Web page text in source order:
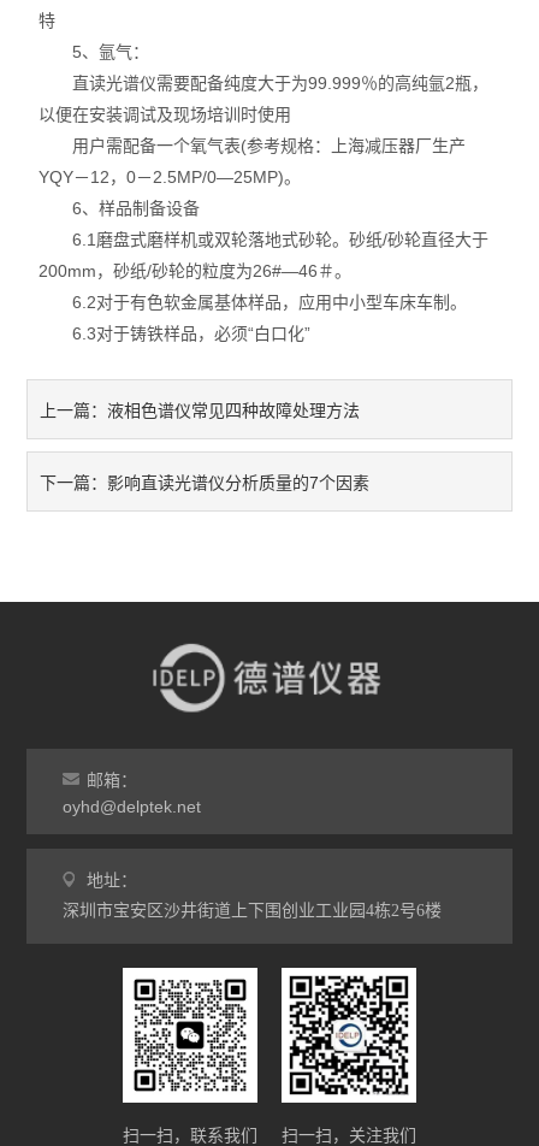
特
5、氩气：
直读光谱仪需要配备纯度大于为99.999％的高纯氩2瓶，
以便在安装调试及现场培训时使用
用户需配备一个氧气表(参考规格：上海减压器厂生产
YQY－12，0－2.5MP/0—25MP)。
6、样品制备设备
6.1磨盘式磨样机或双轮落地式砂轮。砂纸/砂轮直径大于
200mm，砂纸/砂轮的粒度为26#―46＃。
6.2对于有色软金属基体样品，应用中小型车床车制。
6.3对于铸铁样品，必须“白口化”
上一篇：液相色谱仪常见四种故障处理方法
下一篇： 影响直读光谱仪分析质量的7个因素
邮箱：
oyhd@delptek.net
地址：
深圳市宝安区沙井街道上下围创业工业园4栋2号6楼
扫一扫，联系我们 扫一扫，关注我们